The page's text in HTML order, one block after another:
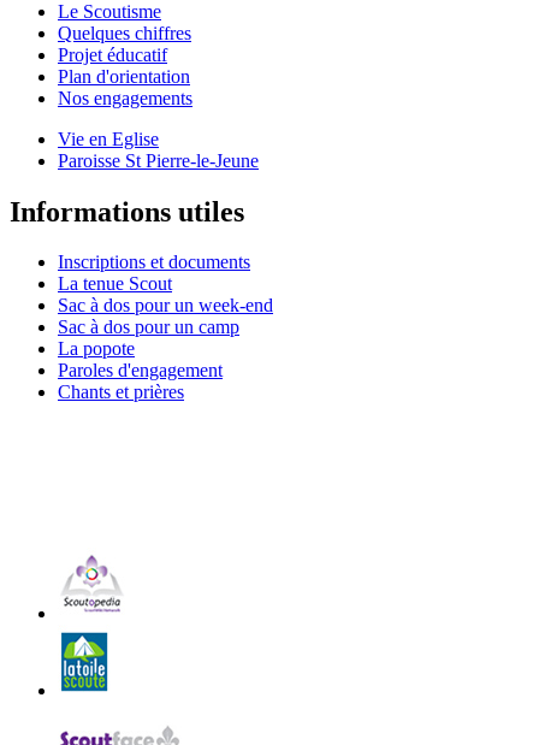
Le Scoutisme
Quelques chiffres
Projet éducatif
Plan d'orientation
Nos engagements
Vie en Eglise
Paroisse St Pierre-le-Jeune
Informations utiles
Inscriptions et documents
La tenue Scout
Sac à dos pour un week-end
Sac à dos pour un camp
La popote
Paroles d'engagement
Chants et prières